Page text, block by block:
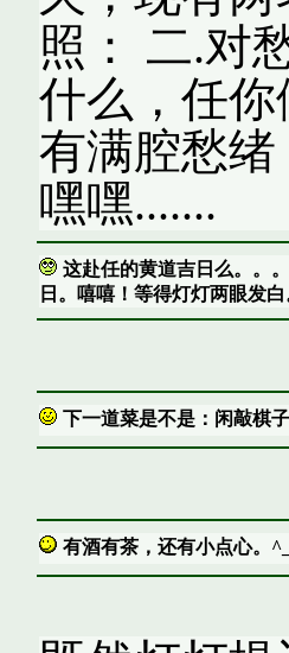
照： 二.对
什么，任你
有满腔愁
嘿嘿.......
这赴任的黄道吉日么。。
日。嘻嘻！等得灯灯两眼发白
下一道菜是不是：闲敲棋
有酒有茶，还有小点心。